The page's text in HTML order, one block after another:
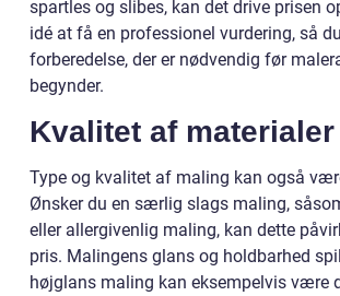
spartles og slibes, kan det drive prisen
idé at få en professionel vurdering, så
forberedelse, der er nødvendig før
begynder.
Kvalitet af materialer
Type og kvalitet af maling kan også
Ønsker du en særlig slags maling,
eller allergivenlig maling, kan dette
pris. Malingens glans og holdbarhed
højglans maling kan eksempelvis være